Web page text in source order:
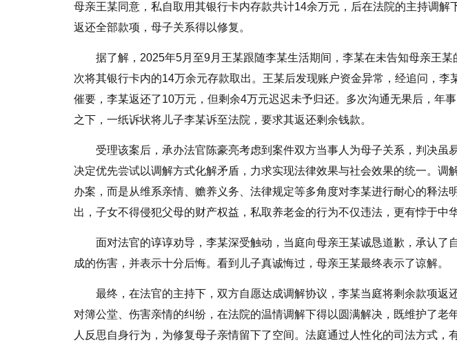
母亲王某同意，私自取用其银行卡内存款共计14余万元，后在法院的主持调解
返还全部款项，母子关系得以修复。
据了解，2025年5月至9月王某跟随李某生活期间，李某在未告知母亲王
次将其银行卡内的14万余元存款取出。王某后发现账户资金异常，经追问，李
催要，李某返还了10万元，但剩余4万元迟迟未予归还。多次沟通无果后，年
之下，一纸诉状将儿子李某诉至法院，要求其返还剩余钱款。
受理该案后，承办法官陈豪亮考虑到案件双方当事人为母子关系，判决虽
决定优先尝试以调解方式化解矛盾，力求实现法律效果与社会效果的统一。调
办案，而是从维系亲情、赡养义务、法律规定等多角度对李某进行耐心的释法
出，子女不得侵犯父母的财产权益，私取养老金的行为不仅违法，更有悖于中
面对法官的谆谆劝导，李某深受触动，当庭向母亲王某诚恳道歉，承认了
成的伤害，并表示十分后悔。看到儿子真诚悔过，母亲王某最终表示了谅解。
最终，在法官的主持下，双方自愿达成调解协议，李某当庭将剩余款项返
对簿公堂、伤害亲情的纠纷，在法院的温情调解下得以圆满解决，既维护了老
人反思自身行为，为修复母子亲情留下了空间。法庭通过人性化的司法方式，